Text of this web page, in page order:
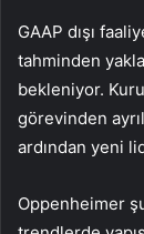
GAAP dışı
tahminden
bekleniyor.
görevinden
ardından yeni
Oppenheimer